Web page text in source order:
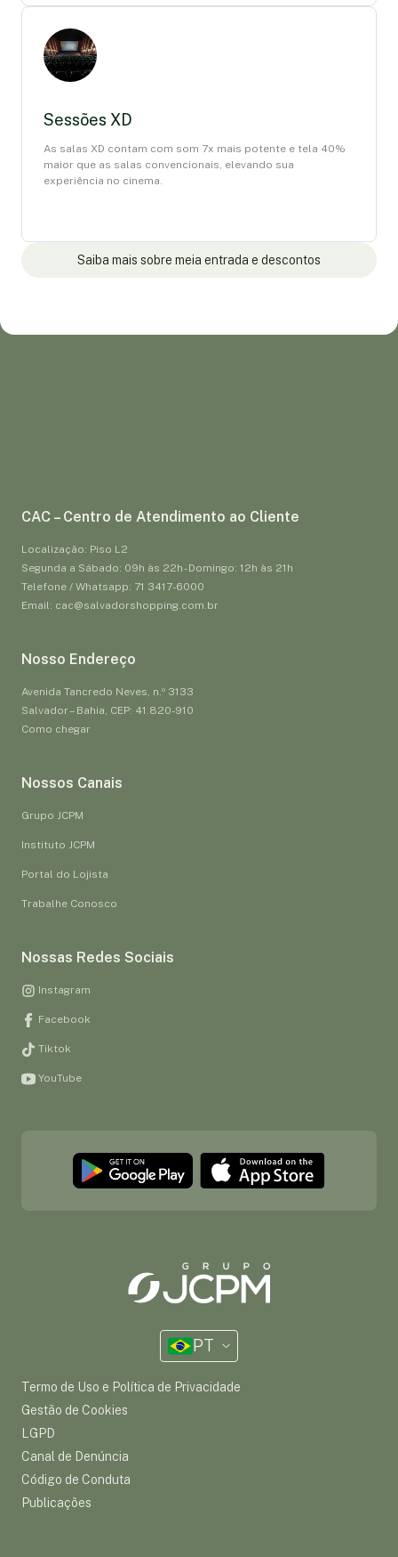
Sessões XD
As salas XD contam com som 7x mais potente e tela 40%
maior que as salas convencionais, elevando sua
experiência no cinema.
Saiba mais sobre meia entrada e descontos
CAC – Centro de Atendimento ao Cliente
Localização: Piso L2
Segunda a Sábado: 09h às 22h - Domingo: 12h às 21h
Telefone / Whatsapp: 71 3417-6000
Email: cac@salvadorshopping.com.br
Nosso Endereço
Avenida Tancredo Neves, n.º 3133
Salvador – Bahia, CEP: 41.820-910
Como chegar
Nossos Canais
Grupo JCPM
Instituto JCPM
Portal do Lojista
Trabalhe Conosco
Nossas Redes Sociais
Instagram
Facebook
Tiktok
YouTube
PT
Termo de Uso e Política de Privacidade
Gestão de Cookies
LGPD
Canal de Denúncia
Código de Conduta
Publicações